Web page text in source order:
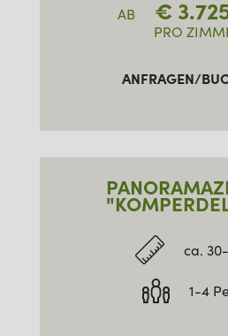
AB €
PRO
ANFRAGEN/
ca.
1-4